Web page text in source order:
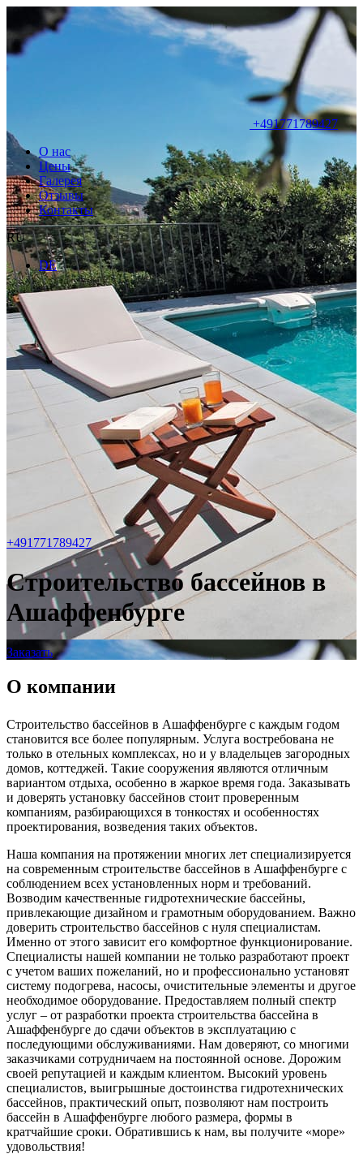
+491771789427
О нас
Цены
Галерея
Отзывы
Контакты
RU
DE
+491771789427
Строительство бассейнов в
Ашаффенбурге
Заказать
О компании
Строительство бассейнов в Ашаффенбурге с каждым годом
становится все более популярным. Услуга востребована не
только в отельных комплексах, но и у владельцев загородных
домов, коттеджей. Такие сооружения являются отличным
вариантом отдыха, особенно в жаркое время года. Заказывать
и доверять установку бассейнов стоит проверенным
компаниям, разбирающихся в тонкостях и особенностях
проектирования, возведения таких объектов.
Наша компания на протяжении многих лет специализируется
на современным строительстве бассейнов в Ашаффенбурге с
соблюдением всех установленных норм и требований.
Возводим качественные гидротехнические бассейны,
привлекающие дизайном и грамотным оборудованием. Важно
доверить строительство бассейнов с нуля специалистам.
Именно от этого зависит его комфортное функционирование.
Специалисты нашей компании не только разработают проект
с учетом ваших пожеланий, но и профессионально установят
систему подогрева, насосы, очистительные элементы и другое
необходимое оборудование. Предоставляем полный спектр
услуг – от разработки проекта строительства бассейна в
Ашаффенбурге до сдачи объектов в эксплуатацию с
последующими обслуживаниями. Нам доверяют, со многими
заказчиками сотрудничаем на постоянной основе. Дорожим
своей репутацией и каждым клиентом. Высокий уровень
специалистов, выигрышные достоинства гидротехнических
бассейнов, практический опыт, позволяют нам построить
бассейн в Ашаффенбурге любого размера, формы в
кратчайшие сроки. Обратившись к нам, вы получите «море»
удовольствия!